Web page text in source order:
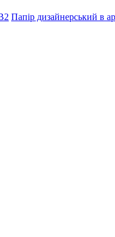
Папір дизайнерський в